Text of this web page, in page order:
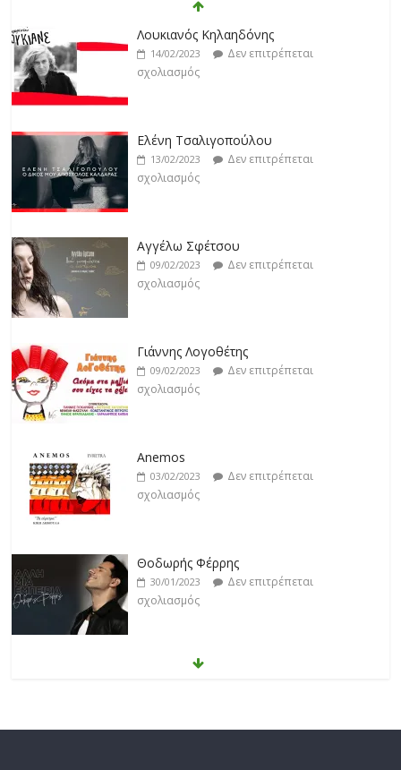
Άρτεμις Ρέντζιου
19/02/2023
Δεν επιτρέπεται
σχολιασμός
19/02/2023
Δεν επιτρέπεται
σχολιασμός
18/02/2023
Δεν επιτρέπεται
σχολιασμός
Λουκιανός Κηλαηδόνης
14/02/2023
Δεν επιτρέπεται
σχολιασμός
Ελένη Τσαλιγοπούλου
13/02/2023
Δεν επιτρέπεται
σχολιασμός
Αγγέλω Σφέτσου
09/02/2023
Δεν επιτρέπεται
σχολιασμός
Γιάννης Λογοθέτης
09/02/2023
Δεν επιτρέπεται
σχολιασμός
Anemos
03/02/2023
Δεν επιτρέπεται
σχολιασμός
Θοδωρής Φέρρης
30/01/2023
Δεν επιτρέπεται
σχολιασμός
Νίκος Ζιώγαλας